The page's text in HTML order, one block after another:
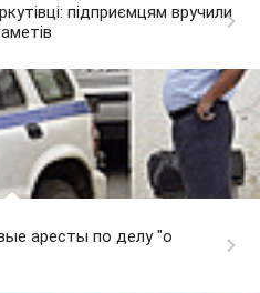
підприємцям вручили
аресты по делу "о